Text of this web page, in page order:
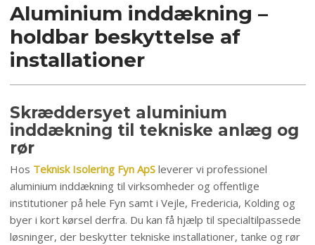
Aluminium inddækning –
holdbar beskyttelse af
installationer
Skræddersyet aluminium
inddækning til tekniske anlæg og
rør
Hos Teknisk Isolering Fyn ApSleverer vi professionel
aluminium inddækning til virksomheder og offentlige
institutioner på hele Fyn samt i Vejle, Fredericia, Kolding og
byer i kort kørsel derfra. Du kan få hjælp til specialtilpassede
løsninger, der beskytter tekniske installationer, tanke og rør